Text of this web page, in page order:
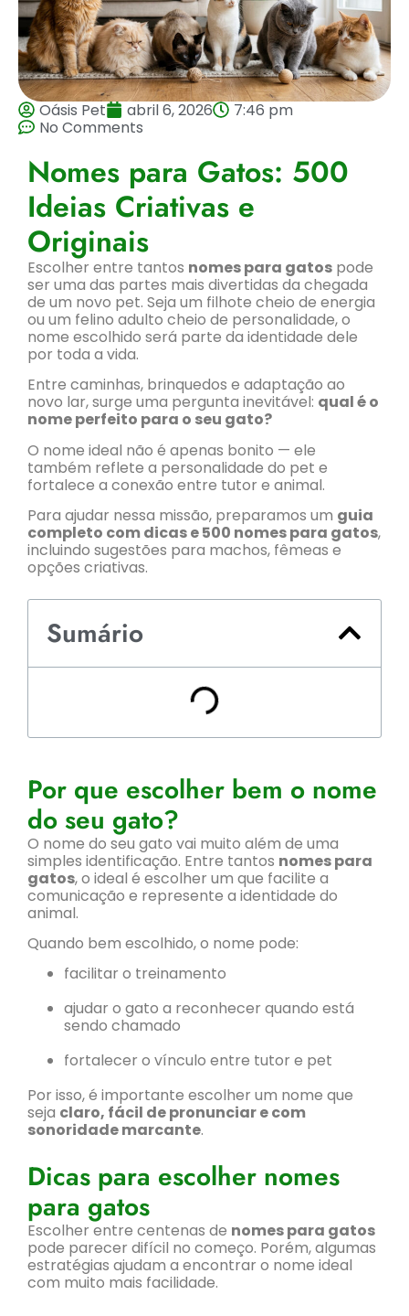
Oásis Pet abril 6, 2026
7:46 pm
No Comments
Nomes para Gatos: 500
Ideias Criativas e
Originais
Escolher entre tantos nomes para gatos pode
ser uma das partes mais divertidas da chegada
de um novo pet. Seja um filhote cheio de energia
ou um felino adulto cheio de personalidade, o
nome escolhido será parte da identidade dele
por toda a vida.
Entre caminhas, brinquedos e adaptação ao
novo lar, surge uma pergunta inevitável: qual é o
nome perfeito para o seu gato?
O nome ideal não é apenas bonito — ele
também reflete a personalidade do pet e
fortalece a conexão entre tutor e animal.
Para ajudar nessa missão, preparamos um guia
completo com dicas e 500 nomes para gatos,
incluindo sugestões para machos, fêmeas e
opções criativas.
Sumário
Por que escolher bem o nome
do seu gato?
O nome do seu gato vai muito além de uma
simples identificação. Entre tantos nomes para
gatos, o ideal é escolher um que facilite a
comunicação e represente a identidade do
animal.
Quando bem escolhido, o nome pode:
facilitar o treinamento
ajudar o gato a reconhecer quando está
sendo chamado
fortalecer o vínculo entre tutor e pet
Por isso, é importante escolher um nome que
seja claro, fácil de pronunciar e com
sonoridade marcante.
Dicas para escolher nomes
para gatos
Escolher entre centenas de nomes para gatos
pode parecer difícil no começo. Porém, algumas
estratégias ajudam a encontrar o nome ideal
com muito mais facilidade.